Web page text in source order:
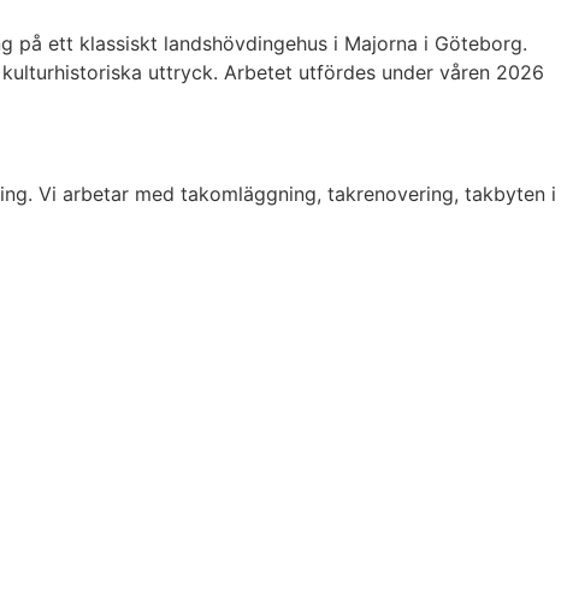
ett klassiskt landshövdingehus i Majorna i Göteborg.
uttryck. Arbetet utfördes under våren 2026
Vi arbetar med takomläggning, takrenovering, takbyten i